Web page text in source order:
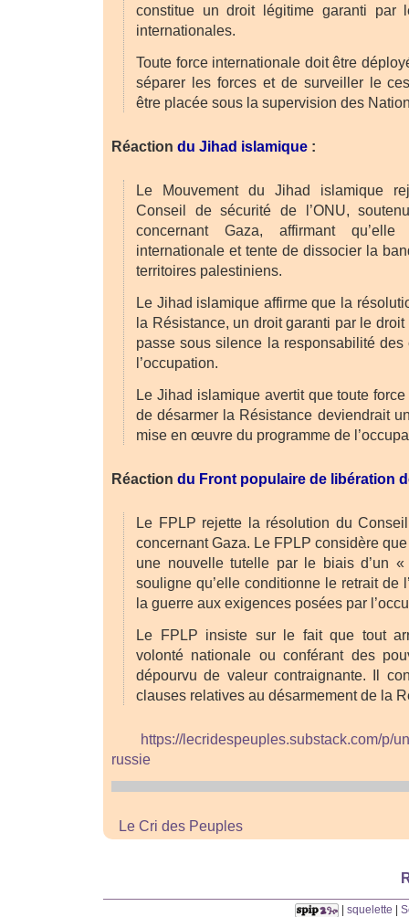
constitue un droit légitime garanti par
internationales.
Toute force internationale doit être
séparer les forces et de surveiller le
être placée sous la supervision des
Réaction du Jihad islamique :
Le Mouvement du Jihad islamique
Conseil de sécurité de l’ONU,
concernant Gaza, affirmant
internationale et tente de dissocier la
territoires palestiniens.
Le Jihad islamique affirme que la
la Résistance, un droit garanti par le droit
passe sous silence la responsabilité
l’occupation.
Le Jihad islamique avertit que toute
de désarmer la Résistance deviendrait
mise en œuvre du programme de
Réaction du Front populaire de libération
Le FPLP rejette la résolution du
concernant Gaza. Le FPLP considère
une nouvelle tutelle par le biais d’un
souligne qu’elle conditionne le retrait de
la guerre aux exigences posées par
Le FPLP insiste sur le fait que tout
volonté nationale ou conférant des
dépourvu de valeur contraignante. Il
clauses relatives au désarmement de la
https://lecridespeuples.substack.com/p/
russie
Le Cri des Peuples
squelette